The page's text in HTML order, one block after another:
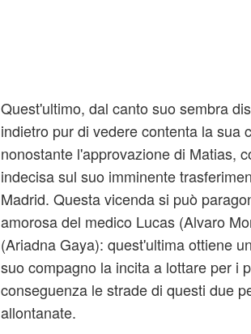
Quest'ultimo, dal canto suo sembra
indietro pur di vedere contenta la sua
nonostante l'approvazione di Matias,
indecisa sul suo imminente
Madrid. Questa vicenda si può
amorosa del medico Lucas (Alvaro
(Ariadna Gaya): quest'ultima ottiene
suo compagno la incita a lottare per i
conseguenza le strade di questi due
allontanate.